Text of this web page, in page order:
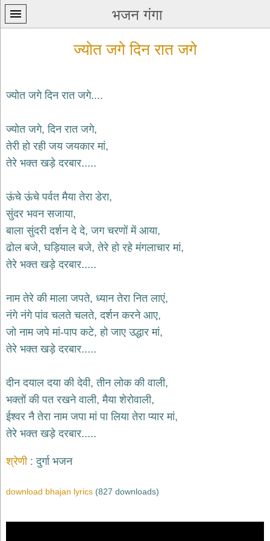
भजन गंगा
पन्ना
home
कृष्ण
bhajans
शिव
भजन
bhajans
हनुमान
hanuman
bhajans
साईं
भजन
sai
bhajans
भजन
jain
bhajans
भजन
bhajans
भजन
ज्योत जगे दिन रात जगे
ज्योत जगे दिन रात जगे....
ज्योत जगे, दिन रात जगे,
तेरी हो रही जय जयकार मां,
तेरे भक्त खड़े दरबार.....
ऊंचे ऊंचे पर्वत मैया तेरा डेरा,
सुंदर भवन सजाया,
बाला सुंदरी दर्शन दे दे, जग चरणों में आया,
ढोल बजे, घड़ियाल बजे, तेरे हो रहे मंगलाचार मां,
तेरे भक्त खड़े दरबार.....
नाम तेरे की माला जपते, ध्यान तेरा नित लाएं,
नंगे नंगे पांव चलते चलते, दर्शन करने आए,
जो नाम जपे मां-पाप कटे, हो जाए उद्धार मां,
तेरे भक्त खड़े दरबार.....
दीन दयाल दया की देवी, तीन लोक की वाली,
भक्तों की पत रखने वाली, मैया शेरोवाली,
ईश्वर नै तेरा नाम जपा मां पा लिया तेरा प्यार मां,
तेरे भक्त खड़े दरबार.....
श्रेणी दुर्गा भजन
download bhajan lyrics (827 downloads)